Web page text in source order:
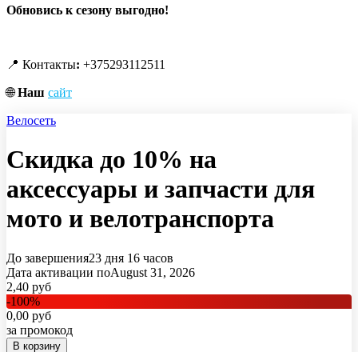
Обновись к сезону выгодно!
📍 Контакты: +375293112511
🌐Наш сайт
Велосеть
Скидка до 10% на
аксессуары и запчасти для
мото и велотранспорта
До завершения23 дня 16 часов
Дата активации поAugust 31, 2026
2,40 руб
-100%
0,00 руб
за промокод
В корзину